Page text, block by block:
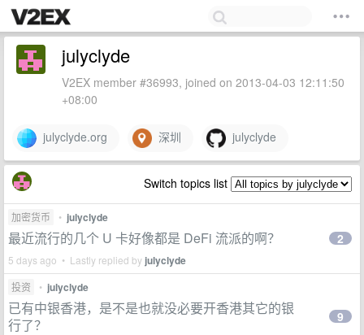
julyclyde
V2EX member #36993, joined on 2013-04-03 12:11:50
+08:00
julyclyde.org 深圳 julyclyde
Switch topics list
加密货币 • julyclyde
最近流行的几个 U 卡好像都是 DeFi 流派的啊？
5 days ago • Lastly replied by julyclyde
2
投资 • julyclyde
已有中银香港，是不是也就没必要开香港其它的银
行了？
9